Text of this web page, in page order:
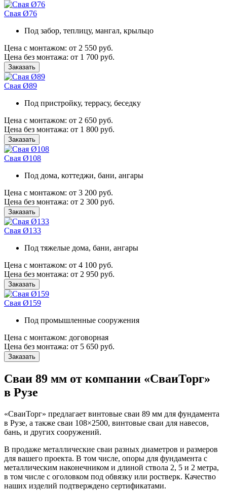
Свая Ø76
Под забор, теплицу, мангал, крыльцо
Цена с монтажом: от 2 550 руб.
Цена без монтажа: от 1 700 руб.
Заказать
Свая Ø89
Под пристройку, террасу, беседку
Цена с монтажом: от 2 650 руб.
Цена без монтажа: от 1 800 руб.
Заказать
Свая Ø108
Под дома, коттеджи, бани, ангары
Цена с монтажом: от 3 200 руб.
Цена без монтажа: от 2 300 руб.
Заказать
Свая Ø133
Под тяжелые дома, бани, ангары
Цена с монтажом: от 4 100 руб.
Цена без монтажа: от 2 950 руб.
Заказать
Свая Ø159
Под промышленные сооружения
Цена с монтажом: договорная
Цена без монтажа: от 5 650 руб.
Заказать
Сваи 89 мм от компании «СваиТорг»
в Рузе
«СваиТорг» предлагает винтовые сваи 89 мм для фундамента
в Рузе, а также сваи 108×2500, винтовые сваи для навесов,
бань, и других сооружений.
В продаже металлические сваи разных диаметров и размеров
для вашего проекта. В том числе, опоры для фундамента с
металлическим наконечником и длиной ствола 2, 5 и 2 метра,
в том числе с оголовком под обвязку или ростверк. Качество
наших изделий подтверждено сертификатами.